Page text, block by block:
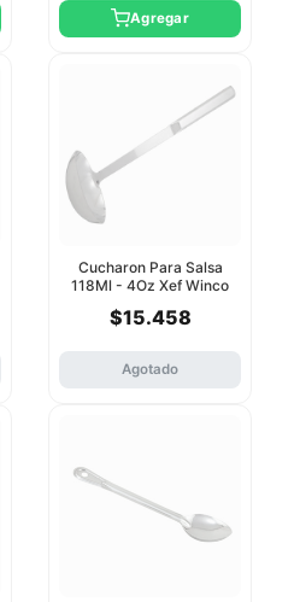
Agregar
Cucharon Para Salsa
118Ml - 4Oz Xef Winco
$15.458
Agotado